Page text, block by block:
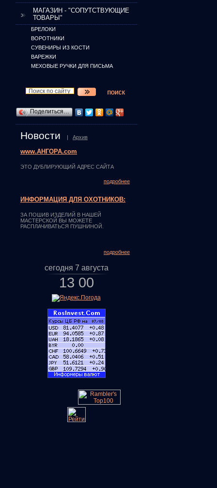
МАГАЗИН - "CОПУТСТВУЮЩИЕ
ТОВАРЫ"
БРЕЛОКИ
ВОРОТНИКИ
СУВЕНИРЫ ИЗ КОСТИ
ВАРЕЖКИ
МЕХОВЫЕ РУЧКИ ДЛЯ ПИСЬМА
Поделиться…
Новости | Архив
www.АНГОРА.com
ЭТО ДУБЛИРУЮЩИЙ АДРЕС САЙТА
подробнее
ИНФОРМАЦИЯ ДЛЯ ОХОТНИКОВ:
ЗА ПОШИВ ИЗДЕЛИЙ В НАШЕЙ
МАСТЕРСКОЙ ВЫ МОЖЕТЕ
РАСПЛАЧИВАТЬСЯ ПУШНИНОЙ.
подробнее
сегодня 7 августа
13 00